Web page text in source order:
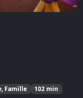
Famille 102 min